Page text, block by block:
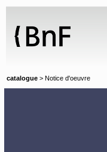
catalogue > Notice d'oeuvre